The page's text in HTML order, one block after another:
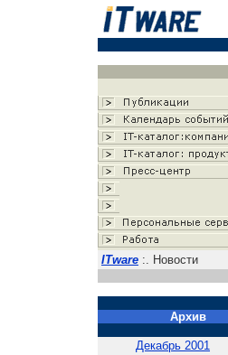
ITware :. Новости
Архив
Декабрь 2001